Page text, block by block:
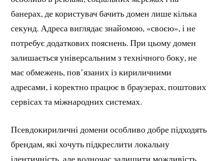
банерах, де користувач бачить домен лише кілька
секунд. Адреса виглядає знайомою, «своєю», і не
потребує додаткових пояснень. При цьому домен
залишається універсальним з технічного боку, не
має обмежень, пов’язаних із кириличними
адресами, і коректно працює в браузерах, поштових
сервісах та міжнародних системах.
Псевдокириличні домени особливо добре підходять
брендам, які хочуть підкреслити локальну
ідентичність, але водночас залишити можливість